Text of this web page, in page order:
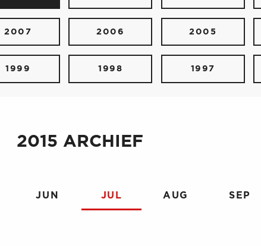
2007 2006 2005
1999 1998 1997
2015 ARCHIEF
JUN JUL AUG SEP